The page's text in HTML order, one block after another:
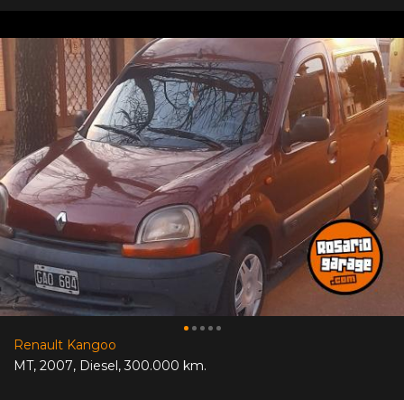
Renault Kangoo
MT, 2007, Diesel,300.000 km.